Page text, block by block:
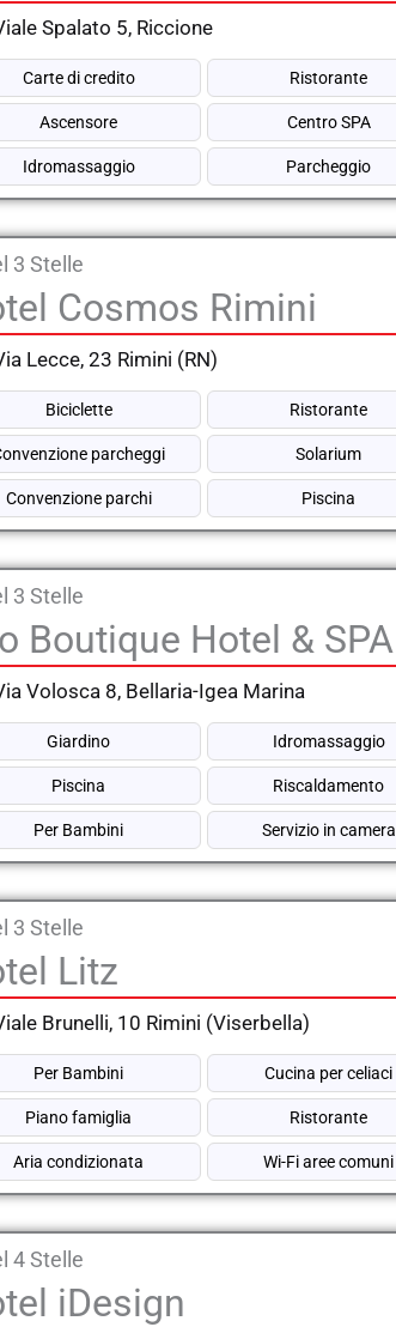
Spalato 5, Riccione
Carte di credito Ristorante
Ascensore Centro SPA
Idromassaggio Parcheggio
3 Stelle
Cosmos Rimini
Lecce, 23 Rimini (RN)
Biciclette Ristorante
parcheggi Solarium
Convenzione parchi Piscina
3 Stelle
Boutique Hotel & SPA
Volosca 8, Bellaria-Igea Marina
Giardino Idromassaggio
Piscina Riscaldamento
Per Bambini Servizio in camera
3 Stelle
Litz
Brunelli, 10 Rimini (Viserbella)
Per Bambini Cucina per celiaci
Piano famiglia Ristorante
Aria condizionata Wi-Fi aree comuni
4 Stelle
iDesign